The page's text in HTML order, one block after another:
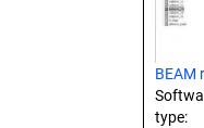
BEAM
type: